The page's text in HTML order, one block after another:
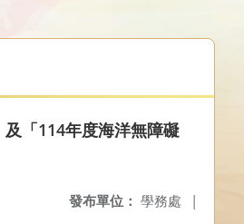
「114年度海洋無障礙
發布單位： 學務處 |